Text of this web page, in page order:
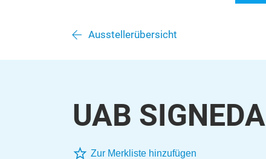
Ausstellerübersicht
UAB SIGNEDA
Zur Merkliste hinzufügen